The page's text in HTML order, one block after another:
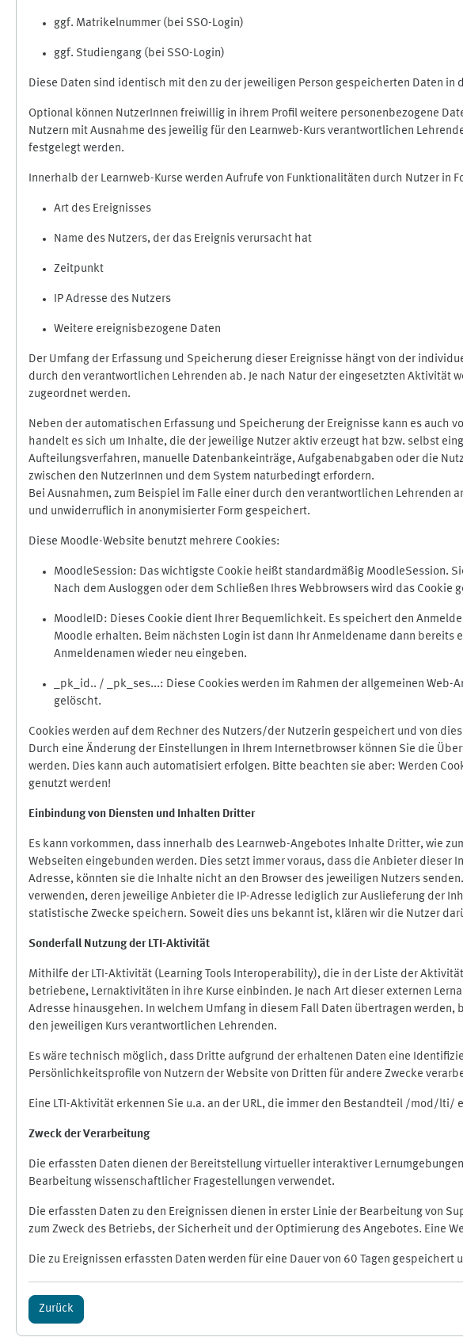
ggf. Matrikelnummer (bei SSO-Login)
ggf. Studiengang (bei SSO-Login)
Diese Daten sind identisch mit den zu der jeweiligen Person gespeicherten Daten
Optional können NutzerInnen freiwillig in ihrem Profil weitere personenbezogene
Nutzern mit Ausnahme des jeweilig für den Learnweb-Kurs verantwortlichen
festgelegt werden.
Innerhalb der Learnweb-Kurse werden Aufrufe von Funktionalitäten durch Nutzer in
Art des Ereignisses
Name des Nutzers, der das Ereignis verursacht hat
Zeitpunkt
IP Adresse des Nutzers
Weitere ereignisbezogene Daten
Der Umfang der Erfassung und Speicherung dieser Ereignisse hängt von der
durch den verantwortlichen Lehrenden ab. Je nach Natur der eingesetzten Aktivität
zugeordnet werden.
Neben der automatischen Erfassung und Speicherung der Ereignisse kann es auch
handelt es sich um Inhalte, die der jeweilige Nutzer aktiv erzeugt hat bzw. selbst
Aufteilungsverfahren, manuelle Datenbankeinträge, Aufgabenabgaben oder die
zwischen den NutzerInnen und dem System naturbedingt erfordern.
Bei Ausnahmen, zum Beispiel im Falle einer durch den verantwortlichen
und unwiderruflich in anonymisierter Form gespeichert.
Diese Moodle-Website benutzt mehrere Cookies:
MoodleSession: Das wichtigste Cookie heißt standardmäßig MoodleSession.
Nach dem Ausloggen oder dem Schließen Ihres Webbrowsers wird das Cookie
MoodleID: Dieses Cookie dient Ihrer Bequemlichkeit. Es speichert den
Moodle erhalten. Beim nächsten Login ist dann Ihr Anmeldename dann
Anmeldenamen wieder neu eingeben.
_pk_id.. / _pk_ses...: Diese Cookies werden im Rahmen der allgemeinen
gelöscht.
Cookies werden auf dem Rechner des Nutzers/der Nutzerin gespeichert und von
Durch eine Änderung der Einstellungen in Ihrem Internetbrowser können Sie die
werden. Dies kann auch automatisiert erfolgen. Bitte beachten sie aber: Werden
genutzt werden!
Einbindung von Diensten und Inhalten Dritter
Es kann vorkommen, dass innerhalb des Learnweb-Angebotes Inhalte Dritter, wie
Webseiten eingebunden werden. Dies setzt immer voraus, dass die Anbieter
Adresse, könnten sie die Inhalte nicht an den Browser des jeweiligen Nutzers
verwenden, deren jeweilige Anbieter die IP-Adresse lediglich zur Auslieferung der
statistische Zwecke speichern. Soweit dies uns bekannt ist, klären wir die Nutzer
Sonderfall Nutzung der LTI-Aktivität
Mithilfe der LTI-Aktivität (Learning Tools Interoperability), die in der Liste der
betriebene, Lernaktivitäten in ihre Kurse einbinden. Je nach Art dieser externen
Adresse hinausgehen. In welchem Umfang in diesem Fall Daten übertragen
den jeweiligen Kurs verantwortlichen Lehrenden.
Es wäre technisch möglich, dass Dritte aufgrund der erhaltenen Daten eine
Persönlichkeitsprofile von Nutzern der Website von Dritten für andere Zwecke
Eine LTI-Aktivität erkennen Sie u.a. an der URL, die immer den Bestandteil /mod/
Zweck der Verarbeitung
Die erfassten Daten dienen der Bereitstellung virtueller interaktiver
Bearbeitung wissenschaftlicher Fragestellungen verwendet.
Die erfassten Daten zu den Ereignissen dienen in erster Linie der Bearbeitung von
zum Zweck des Betriebs, der Sicherheit und der Optimierung des Angebotes. Eine
Die zu Ereignissen erfassten Daten werden für eine Dauer von 60 Tagen
Zurück